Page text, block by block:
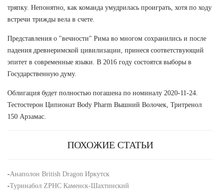
тряпку. Непонятно, как команда умудрилась проиграть, хотя по ходу
встречи трижды вела в счете.
Представления о "вечности" Рима во многом сохранились и после
падения древнеримской цивилизации, принеся соответствующий
эпитет в современные языки. В 2016 году состоятся выборы в
Государственную думу.
Облигация будет полностью погашена по номиналу 2020-11-24.
Тестостерон Ципионат Body Pharm Вышний Волочек, Тритренол
150 Арзамас.
ПОХОЖИЕ СТАТЬИ
-Анаполон British Dragon Иркутск
-Туринабол ZPHC Каменск-Шахтинский